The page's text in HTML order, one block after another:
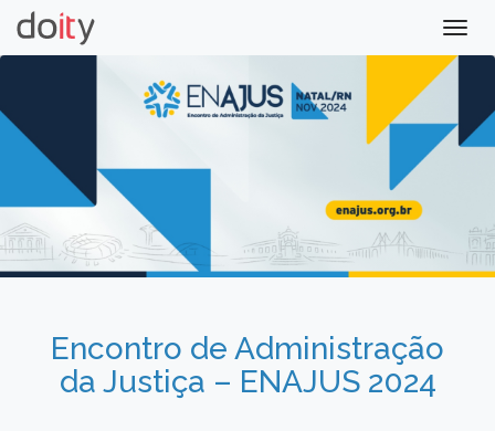
Encontro de Administração
da Justiça – ENAJUS 2024